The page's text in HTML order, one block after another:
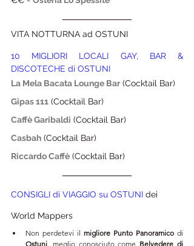
VITA NOTTURNA ad OSTUNI
10 MIGLIORI LOCALI GAY, BAR &
DISCOTECHE di OSTUNI
La Mela Bacata Lounge Bar (Cocktail Bar)
Gipas 111 (Cocktail Bar)
Caffè Garibaldi (Cocktail Bar)
Casbah (Cocktail Bar)
Riccardo Caffè (Cocktail Bar)
CONSIGLI di VIAGGIO su OSTUNI dei
World Mappers
Non perdetevi il migliore Punto Panoramico
Ostuni , meglio conosciuto come Belvedere di